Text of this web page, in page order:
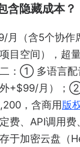
含隐藏成本？
月（含5个协作
目空间），超
：① 多语言配
+$99/月）；
，含商用版
费、API调用
于加密云盘（